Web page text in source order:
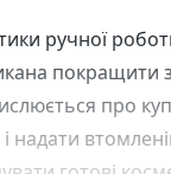
ручної
покращити
про